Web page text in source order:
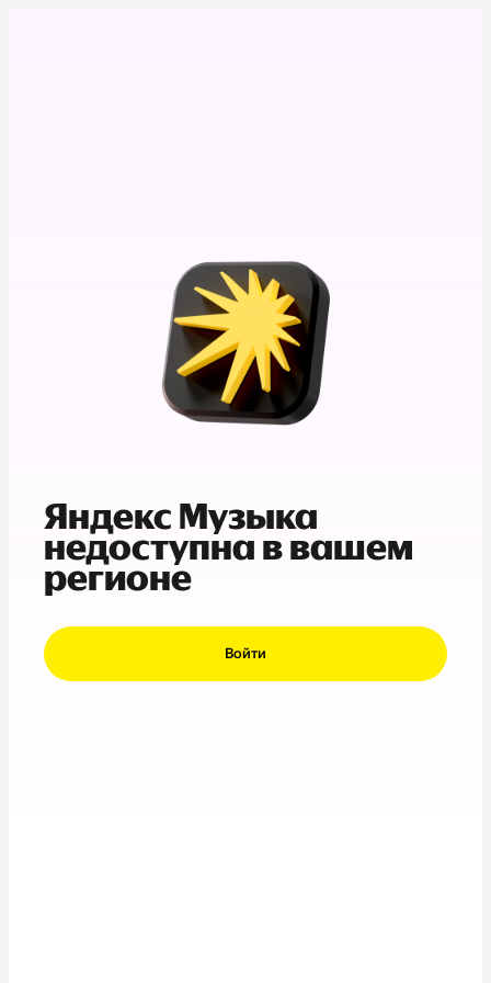
Яндекс Музыка
недоступна в вашем
регионе
Войти